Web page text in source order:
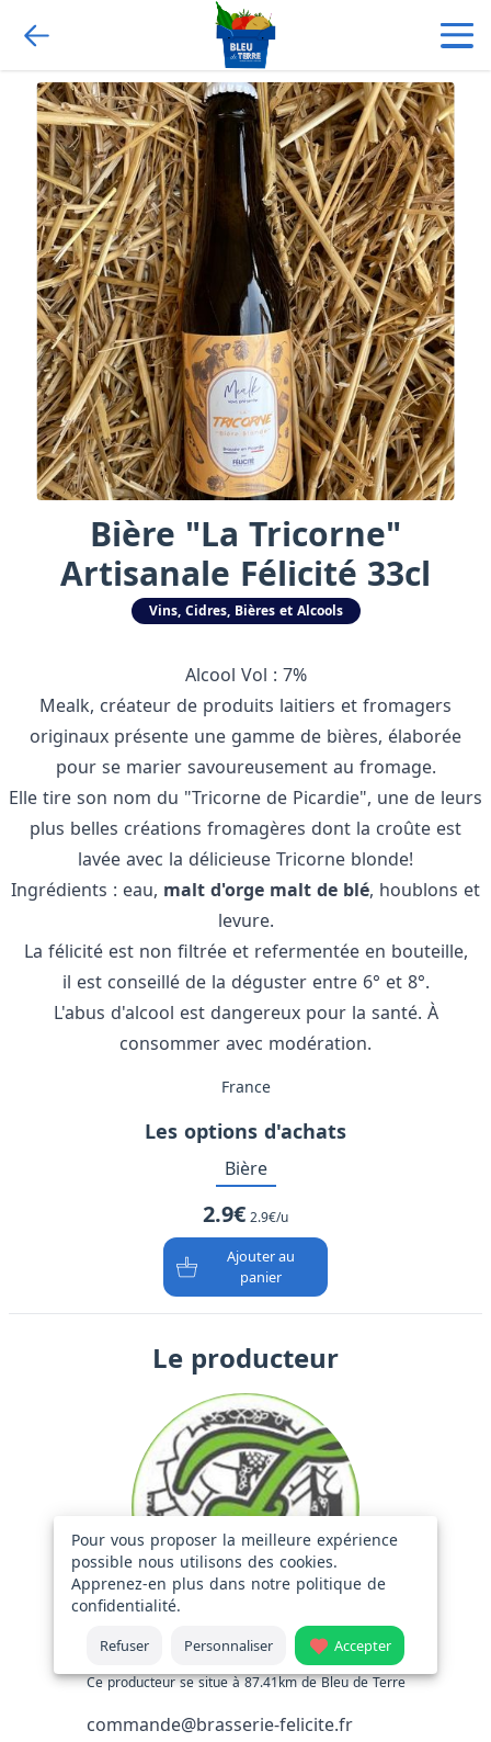
Pour vous proposer la meilleure expérience
possible nous utilisons des cookies.
Apprenez-en plus dans notre politique de
confidentialité.
Refuser Personnaliser Accepter
Bière "La Tricorne"
Artisanale Félicité 33cl
Vins, Cidres, Bières et Alcools
Alcool Vol : 7%
Mealk, créateur de produits laitiers et fromagers
originaux présente une gamme de bières, élaborée
pour se marier savoureusement au fromage.
Elle tire son nom du "Tricorne de Picardie", une de leurs
plus belles créations fromagères dont la croûte est
lavée avec la délicieuse Tricorne blonde!
Ingrédients : eau, malt d'orge malt de blé, houblons et
levure.
La félicité est non filtrée et refermentée en bouteille,
il est conseillé de la déguster entre 6° et 8°.
L'abus d'alcool est dangereux pour la santé. À
consommer avec modération.
France
Les options d'achats
Bière
2.9€ 2.9€/u
Ajouter au
panier
Le producteur
Brasserie Félicité
Ce producteur se situe à 87.41km de Bleu de Terre
commande@brasserie-felicite.fr